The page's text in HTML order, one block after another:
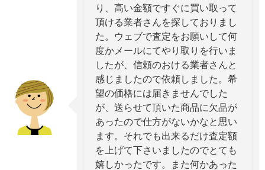
り、高い金額ですぐに買い取って
頂ける業者さんを探しておりまし
た。ウェブで査定をお願いして何
度かメールにてやり取りを行いま
したが、信頼のおける業者さんと
感じましたので依頼しました。希
望の価格には届きませんでした
が、送らせて頂いた商品に欠品が
あったので仕方がないかなと思い
ます。それでも出来るだけ査定額
を上げて下さいましたのでとても
嬉しかったです。また何かあった